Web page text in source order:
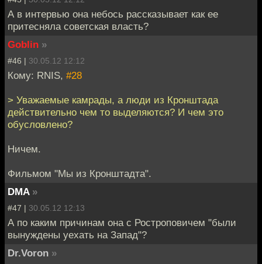
А в интервью она небось рассказывает как ее
притесняла советская власть?
Goblin »
#46 | 30.05.12 12:12
Кому: RNIS, #28
> Уважаемые камрады, а люди из Кронштада
действительно чем то выделяются? И чем это
обусловлено?
Ничем.
Фильмом "Мы из Кронштадта".
DMA »
#47 | 30.05.12 12:13
А по каким причинам она с Ростроповичем "были
вынуждены уехать на Запад"?
Dr.Voron »